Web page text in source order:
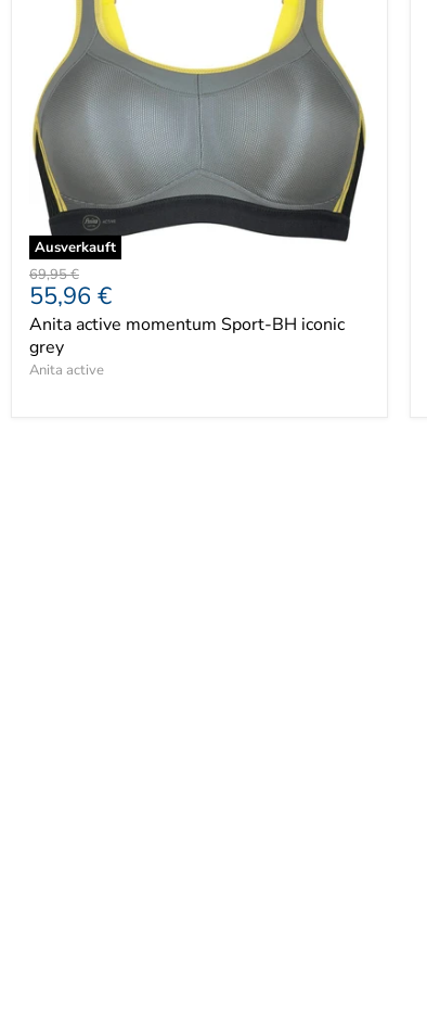
Ausverkauft
Ursprünglicher
Preis
69,95 €
Aktueller
Preis
55,96 €
Anita active momentum Sport-BH iconic
grey
Anita active